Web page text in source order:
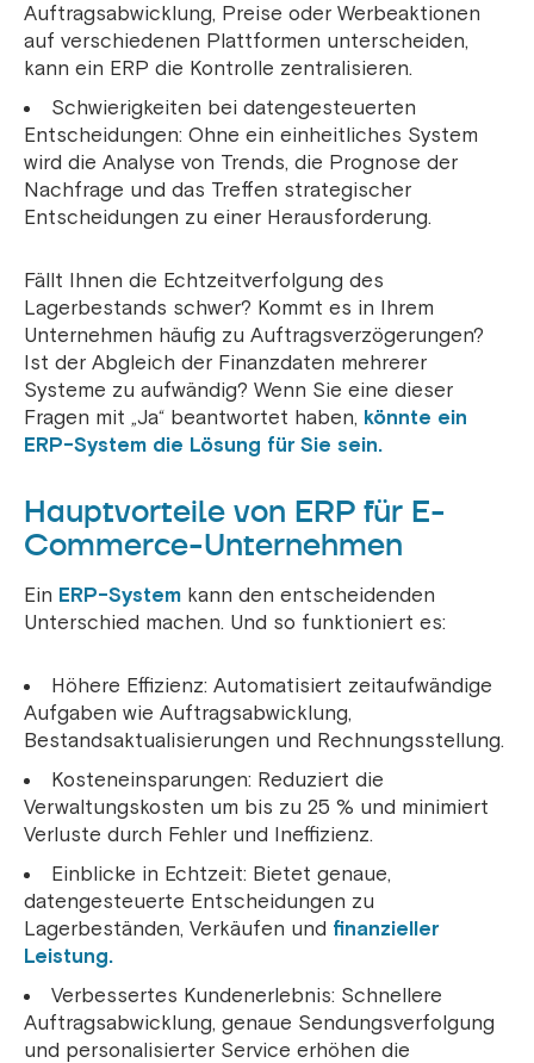
Auftragsabwicklung, Preise oder Werbeaktionen
auf verschiedenen Plattformen unterscheiden,
kann ein ERP die Kontrolle zentralisieren.
Schwierigkeiten bei datengesteuerten
Entscheidungen: Ohne ein einheitliches System
wird die Analyse von Trends, die Prognose der
Nachfrage und das Treffen strategischer
Entscheidungen zu einer Herausforderung.
Fällt Ihnen die Echtzeitverfolgung des
Lagerbestands schwer? Kommt es in Ihrem
Unternehmen häufig zu Auftragsverzögerungen?
Ist der Abgleich der Finanzdaten mehrerer
Systeme zu aufwändig? Wenn Sie eine dieser
Fragen mit „Ja“ beantwortet haben, könnte ein
ERP-System die Lösung für Sie sein.
Hauptvorteile von ERP für E-
Commerce-Unternehmen
Ein ERP-System kann den entscheidenden
Unterschied machen. Und so funktioniert es:
Höhere Effizienz: Automatisiert zeitaufwändige
Aufgaben wie Auftragsabwicklung,
Bestandsaktualisierungen und Rechnungsstellung.
Kosteneinsparungen: Reduziert die
Verwaltungskosten um bis zu 25 % und minimiert
Verluste durch Fehler und Ineffizienz.
Einblicke in Echtzeit: Bietet genaue,
datengesteuerte Entscheidungen zu
Lagerbeständen, Verkäufen und finanzieller
Leistung.
Verbessertes Kundenerlebnis: Schnellere
Auftragsabwicklung, genaue Sendungsverfolgung
und personalisierter Service erhöhen die